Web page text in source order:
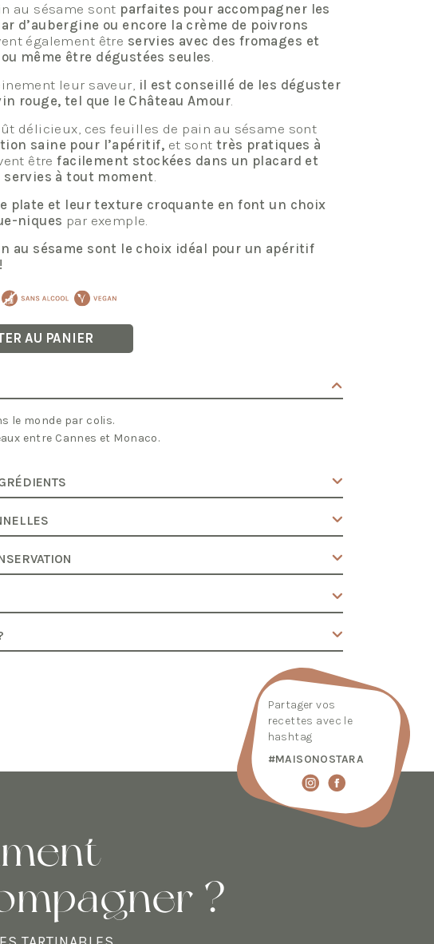
au sésame sont parfaites pour accompagner les
d’aubergine ou encore la crème de poivrons
également être servies avec des fromages et
même être dégustées seules.
leur saveur, il est conseillé de les déguster
rouge, tel que le Château Amour.
délicieux, ces feuilles de pain au sésame sont
saine pour l’apéritif, et sont très pratiques à
être facilement stockées dans un placard et
à tout moment.
plate et leur texture croquante en font un choix
niques par exemple.
au sésame sont le choix idéal pour un apéritif
AU PANIER
le monde par colis.
entre Cannes et Monaco.
Partager vos
recettes avec le
hashtag
#MAISONOSTARA
?